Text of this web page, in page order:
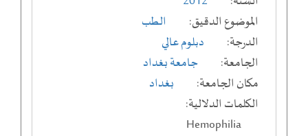
الموضوع الدقيق:
الطب
الدرجة:
دبلوم عالي
الجامعة:
جامعة بغداد
مكان الجامعة:
بغداد
الكلمات الدلالية:
Hemophilia